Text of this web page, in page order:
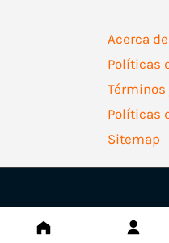
Acerca
Políticas
Políticas
Sitemap